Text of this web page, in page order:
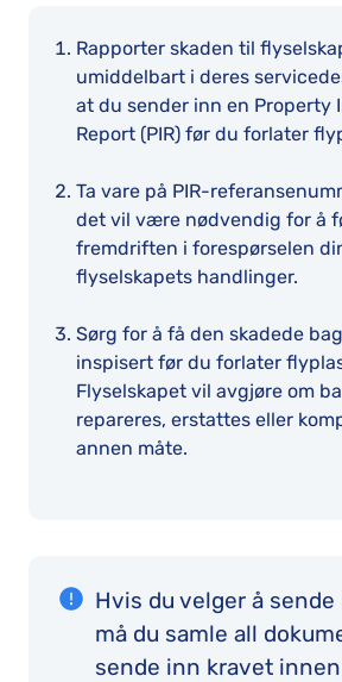
Rapporter skaden til
umiddelbart i deres
at du sender inn en Property
Report (PIR) før du forlater
Ta vare på PIR-
det vil være nødvendig for å
fremdriften i forespørselen
flyselskapets handlinger.
Sørg for å få den skadede
inspisert før du forlater
Flyselskapet vil avgjøre om
repareres, erstattes eller
annen måte.
Hvis du velger å
må du samle all
sende inn kravet